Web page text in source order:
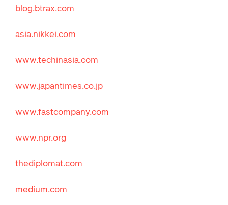
blog.btrax.com
asia.nikkei.com
www.techinasia.com
www.japantimes.co.jp
www.fastcompany.com
www.npr.org
thediplomat.com
medium.com